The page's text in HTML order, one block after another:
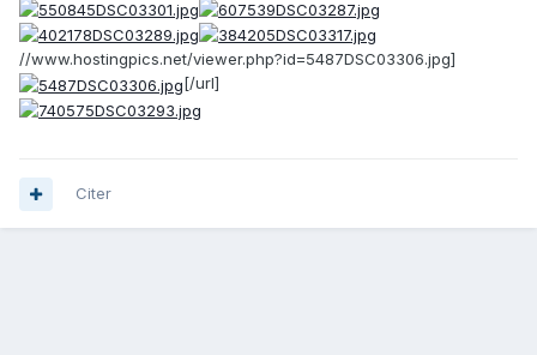
//www.hostingpics.net/viewer.php?id=5487DSC03306.jpg]
[/url]
Citer